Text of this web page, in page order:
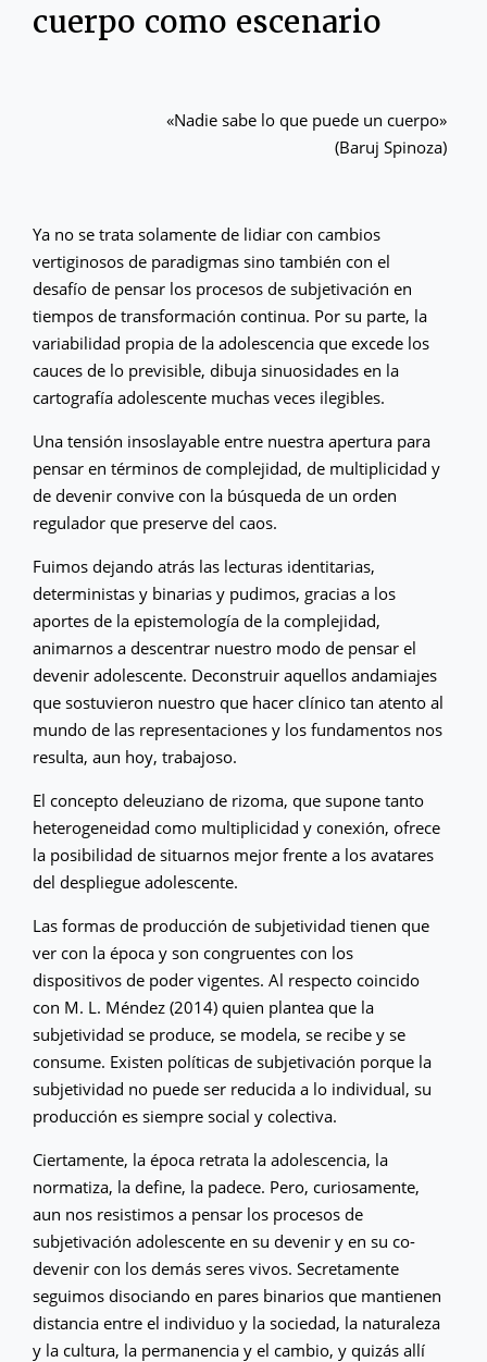
cuerpo como escenario
«Nadie sabe lo que puede un cuerpo»
(Baruj Spinoza)
Ya no se trata solamente de lidiar con cambios
vertiginosos de paradigmas sino también con el
desafío de pensar los procesos de subjetivación en
tiempos de transformación continua. Por su parte, la
variabilidad propia de la adolescencia que excede los
cauces de lo previsible, dibuja sinuosidades en la
cartografía adolescente muchas veces ilegibles.
Una tensión insoslayable entre nuestra apertura para
pensar en términos de complejidad, de multiplicidad y
de devenir convive con la búsqueda de un orden
regulador que preserve del caos.
Fuimos dejando atrás las lecturas identitarias,
deterministas y binarias y pudimos, gracias a los
aportes de la epistemología de la complejidad,
animarnos a descentrar nuestro modo de pensar el
devenir adolescente. Deconstruir aquellos andamiajes
que sostuvieron nuestro que hacer clínico tan atento al
mundo de las representaciones y los fundamentos nos
resulta, aun hoy, trabajoso.
El concepto deleuziano de rizoma, que supone tanto
heterogeneidad como multiplicidad y conexión, ofrece
la posibilidad de situarnos mejor frente a los avatares
del despliegue adolescente.
Las formas de producción de subjetividad tienen que
ver con la época y son congruentes con los
dispositivos de poder vigentes. Al respecto coincido
con M. L. Méndez (2014) quien plantea que la
subjetividad se produce, se modela, se recibe y se
consume. Existen políticas de subjetivación porque la
subjetividad no puede ser reducida a lo individual, su
producción es siempre social y colectiva.
Ciertamente, la época retrata la adolescencia, la
normatiza, la define, la padece. Pero, curiosamente,
aun nos resistimos a pensar los procesos de
subjetivación adolescente en su devenir y en su co-
devenir con los demás seres vivos. Secretamente
seguimos disociando en pares binarios que mantienen
distancia entre el individuo y la sociedad, la naturaleza
y la cultura, la permanencia y el cambio, y quizás allí